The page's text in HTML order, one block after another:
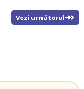
Vezi următorul